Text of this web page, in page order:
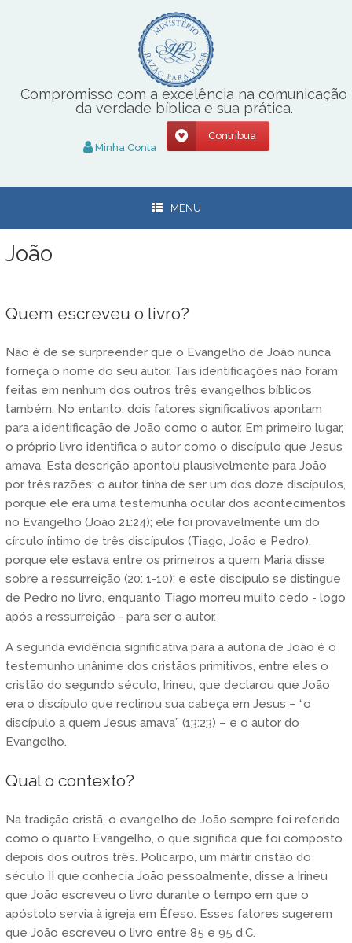
Compromisso com a excelência na comunicação
da verdade bíblica e sua prática.
Minha Conta
Contribua
MENU
João
Quem escreveu o livro?
Não é de se surpreender que o Evangelho de João nunca
forneça o nome do seu autor. Tais identificações não foram
feitas em nenhum dos outros três evangelhos bíblicos
também. No entanto, dois fatores significativos apontam
para a identificação de João como o autor. Em primeiro lugar,
o próprio livro identifica o autor como o discípulo que Jesus
amava. Esta descrição apontou plausivelmente para João
por três razões: o autor tinha de ser um dos doze discípulos,
porque ele era uma testemunha ocular dos acontecimentos
no Evangelho (João 21:24); ele foi provavelmente um do
círculo íntimo de três discípulos (Tiago, João e Pedro),
porque ele estava entre os primeiros a quem Maria disse
sobre a ressurreição (20: 1-10); e este discípulo se distingue
de Pedro no livro, enquanto Tiago morreu muito cedo - logo
após a ressurreição - para ser o autor.
A segunda evidência significativa para a autoria de João é o
testemunho unânime dos cristãos primitivos, entre eles o
cristão do segundo século, Irineu, que declarou que João
era o discípulo que reclinou sua cabeça em Jesus – “o
discípulo a quem Jesus amava” (13:23) – e o autor do
Evangelho.
Qual o contexto?
Na tradição cristã, o evangelho de João sempre foi referido
como o quarto Evangelho, o que significa que foi composto
depois dos outros três. Policarpo, um mártir cristão do
século II que conhecia João pessoalmente, disse a Irineu
que João escreveu o livro durante o tempo em que o
apóstolo servia à igreja em Éfeso. Esses fatores sugerem
que João escreveu o livro entre 85 e 95 d.C.